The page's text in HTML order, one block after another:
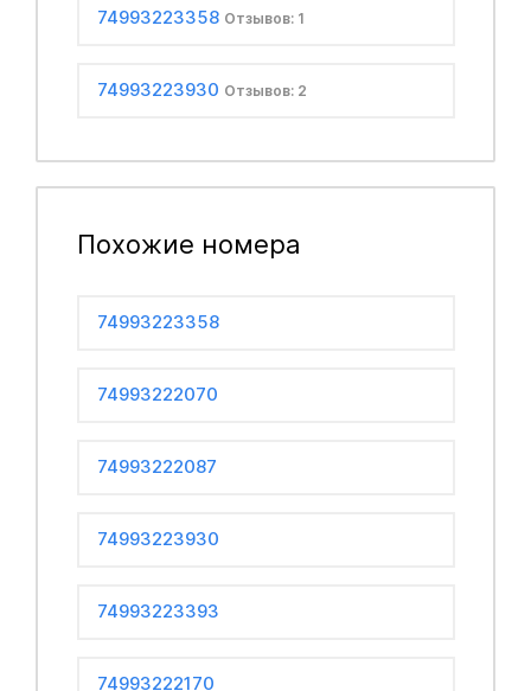
74993223358 Отзывов: 1
74993223930 Отзывов: 2
Похожие номера
74993223358
74993222070
74993222087
74993223930
74993223393
74993222170